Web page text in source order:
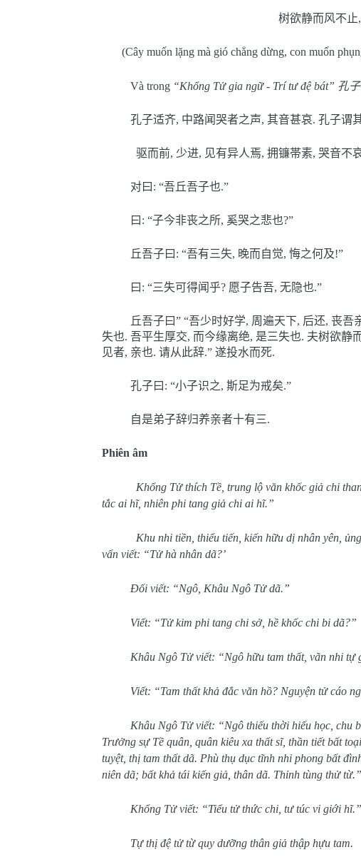
树欲静而风不止,
(Cây muốn lặng mà gió chẳng dừng, con muốn
Và trong “Khổng Tử gia ngữ - Trí tư đệ bát” 孔
孔子适齐, 中路闻哭者之声, 其音甚哀. 孔子谓
驱而前, 少进, 见有异人焉, 拥镰帯素, 哭音不
对曰 : “吾丘吾子也.”
曰 : “子今非丧之所, 奚哭之悲也?”
丘吾子曰 : “吾有三失, 晚而自觉, 悔之何及!”
曰 : “三失可得闻乎? 愿子告吾, 无隐也.”
丘吾子曰” “吾少时好学, 周遍天下, 后还, 丧吾
失也. 吾平生厚交, 而今缘离绝, 是三失也. 夫树欲静
见者, 亲也. 请从此辞.” 遂投水而死.
孔子曰 : “小子识之, 斯足为戒矣.”
自是弟子辞归养亲者十有三.
Phiên âm
Khổng Tử thích Tề, trung lộ văn khốc giả chi
tắc ai hĩ, nhiên phi tang giả chi ai hĩ.”
Khu nhi tiền, thiểu tiến, kiến hữu dị nhân yên,
vấn viết: “Tử hà nhân dã?’
Đối viết: “Ngô, Khâu Ngô Tử dã.”
Viết: “Tử kim phi tang chi sở, hề khốc chi bi dã?”
Khâu Ngô Tử viết: “Ngô hữu tam thất, vãn nhi tự
Viết: “Tam thất khả đắc văn hồ? Nguyện tử cáo
Khâu Ngô Tử viết: “Ngô thiếu thời hiếu học, chu
Trưởng sự Tề quân, quân kiêu xa thất sĩ, thần tiết bất
tuyệt, thị tam thất dã. Phù thụ dục tĩnh nhi phong bất
niên dã; bất khả tái kiến giả, thân dã. Thỉnh tùng thử
Khổng Tử viết: “Tiểu tử thức chi, tư túc vi giới hĩ.”
Tự thị đệ tử từ quy dưỡng thân giả thập hựu tam.